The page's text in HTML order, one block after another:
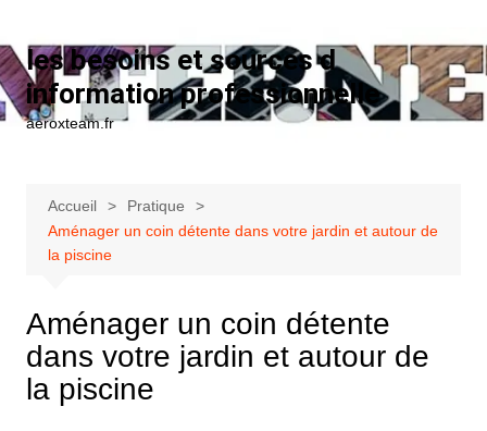
les besoins et sources d
information professionnelle
aeroxteam.fr
Accueil
Pratique
Aménager un coin détente dans votre jardin et autour de
la piscine
Aménager un coin détente
dans votre jardin et autour de
la piscine